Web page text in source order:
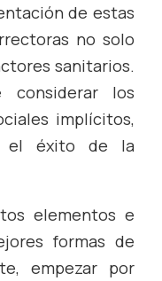
de estas
no solo
sanitarios.
considerar los
implícitos,
el éxito de la
elementos e
formas de
empezar por